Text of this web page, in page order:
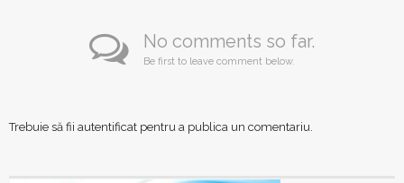
No comments so far.
Be first to leave comment below.
Trebuie să fii autentificat pentru a publica un comentariu.